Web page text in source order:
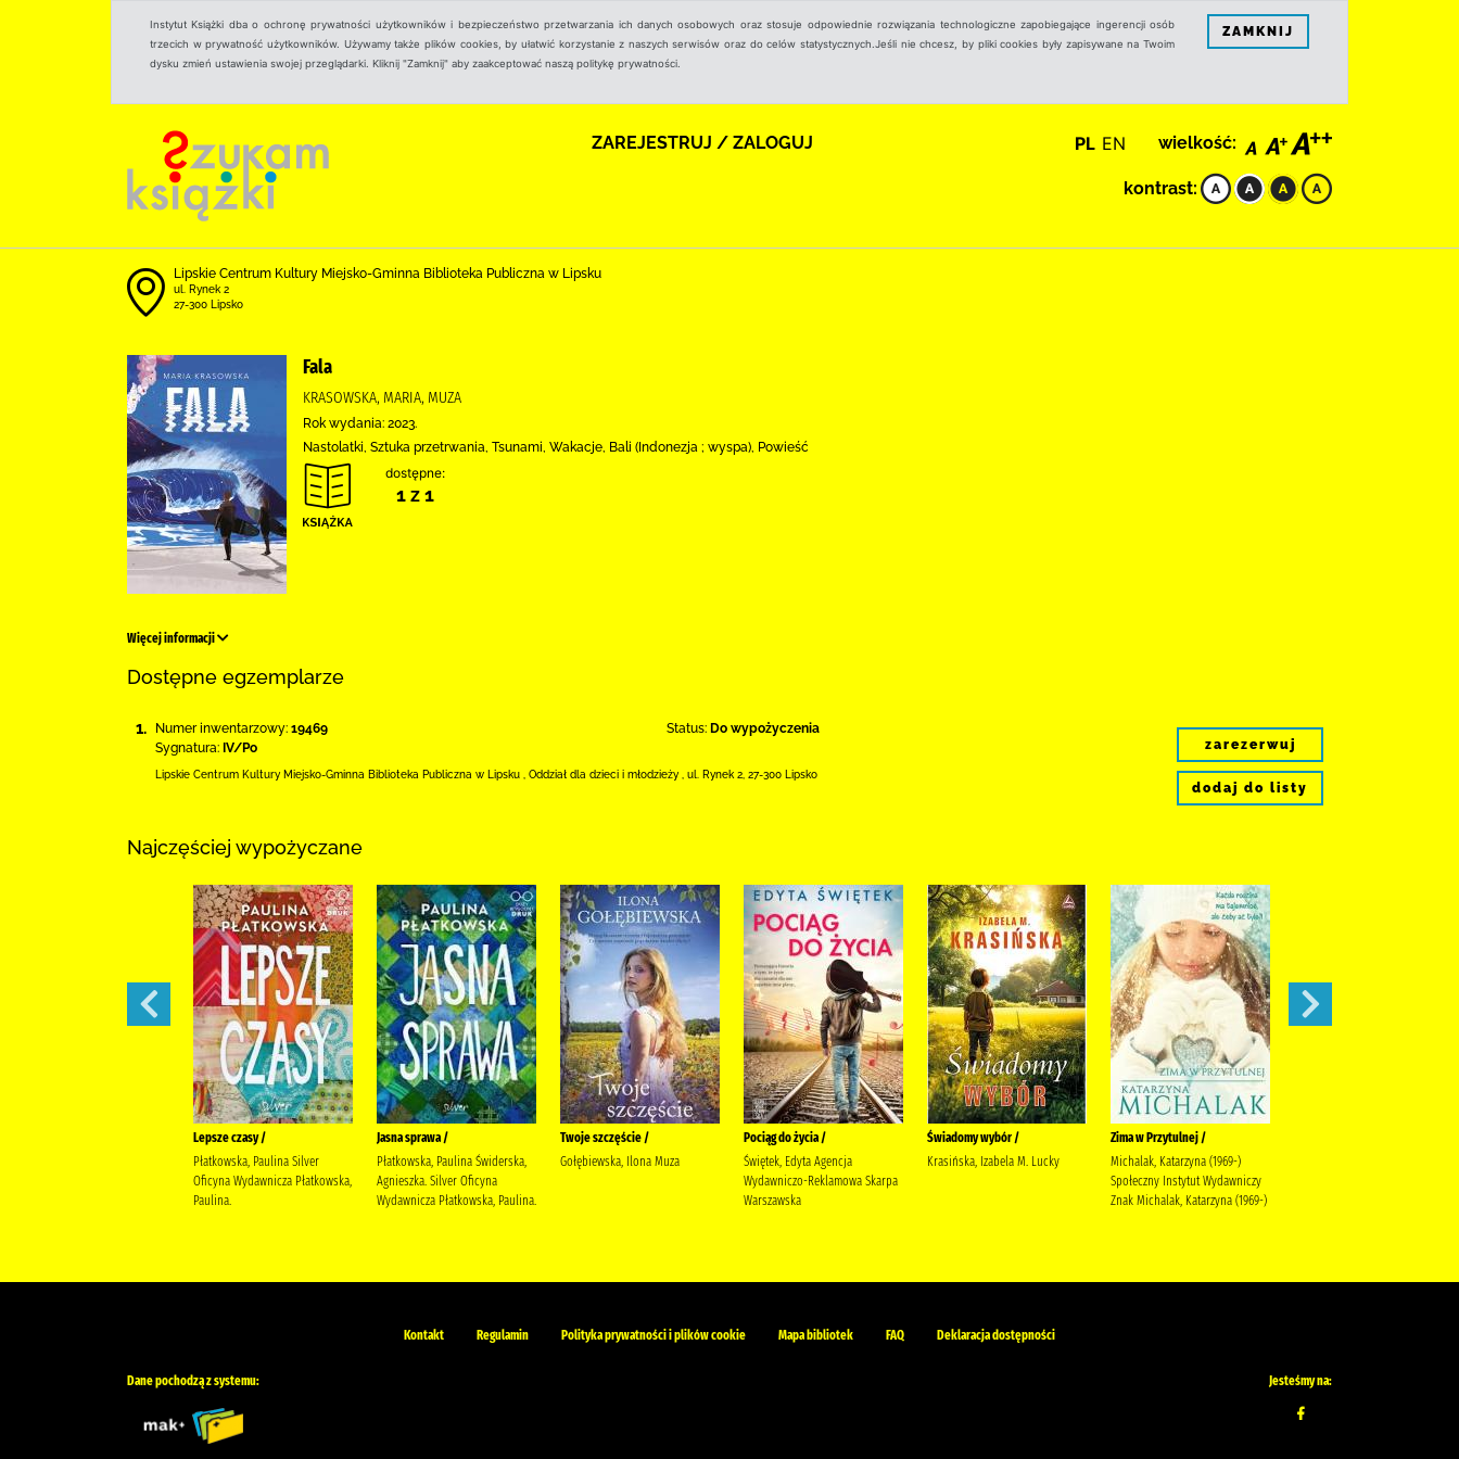
Instytut Książki dba o ochronę prywatności użytkowników i bezpieczeństwo przetwarzania ich danych osobowych oraz stosuje odpowiednie rozwiązania technologiczne zapobiegające ingerencji osób
trzecich w prywatność użytkowników. Używamy także plików cookies, by ułatwić korzystanie z naszych serwisów oraz do celów statystycznych.Jeśli nie chcesz, by pliki cookies były zapisywane na Twoim
dysku zmień ustawienia swojej przeglądarki. Kliknij "Zamknij" aby zaakceptować naszą politykę prywatności.
ZAMKNIJ
ZAREJESTRUJ / ZALOGUJ PL EN wielkość:
kontrast:
Lipskie Centrum Kultury Miejsko-Gminna Biblioteka Publiczna w Lipsku
ul. Rynek 2
27-300 Lipsko
Fala
KRASOWSKA, MARIA, MUZA
Rok wydania: 2023.
Nastolatki, Sztuka przetrwania, Tsunami, Wakacje, Bali (Indonezja ; wyspa), Powieść
dostępne:
1 z 1
Więcej informacji
Dostępne egzemplarze
1. Numer inwentarzowy: 19469
Sygnatura: IV/Po
Status: Do wypożyczenia
Lipskie Centrum Kultury Miejsko-Gminna Biblioteka Publiczna w Lipsku Oddział dla dzieci i młodzieży , ul. Rynek 2 27-300 Lipsko
zarezerwuj
dodaj do listy
Najczęściej wypożyczane
Lepsze czasy /
Płatkowska, Paulina Silver
Oficyna Wydawnicza Płatkowska,
Paulina.
Jasna sprawa /
Płatkowska, Paulina Świderska,
Agnieszka. Silver Oficyna
Wydawnicza Płatkowska, Paulina.
Twoje szczęście /
Gołębiewska, Ilona Muza
Pociąg do życia /
Świętek, Edyta Agencja
Wydawniczo-Reklamowa Skarpa
Warszawska
Świadomy wybór /
Krasińska, Izabela M. Lucky
Zima w Przytulnej /
Michalak, Katarzyna (1969-)
Społeczny Instytut Wydawniczy
Znak Michalak, Katarzyna (1969-)
Kontakt Regulamin Polityka prywatności i plików cookie Mapa bibliotek FAQ Deklaracja dostępności
Dane pochodzą z systemu: Jesteśmy na: